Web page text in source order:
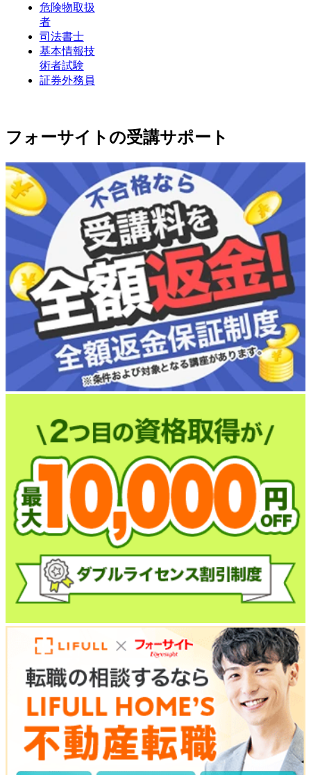
危険物取扱
者
司法書士
基本情報技
術者試験
証券外務員
フォーサイトの受講サポート